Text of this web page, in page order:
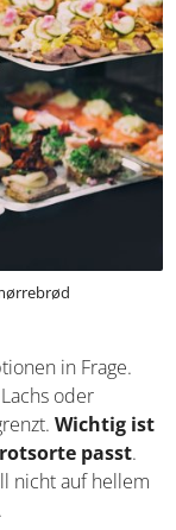
in Frage.
oder
Wichtig
Brotsorte
nicht
landen.